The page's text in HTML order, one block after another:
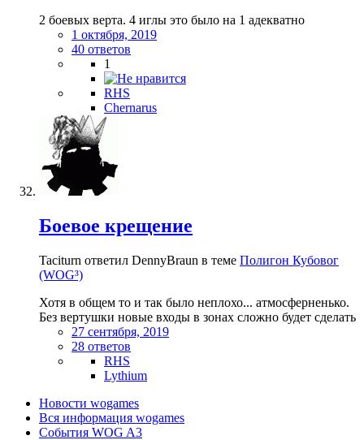
2 боевых верта. 4 иглы это было на 1 адекватно
1 октября, 2019
40 ответов
1
RHS
Chernarus
Боевое крещение
Taciturn ответил DennyBraun в теме Полигон Кубовог
(WOG³)
Хотя в общем то и так было неплохо... атмосферненько.
Без вертушки новые входы в зонах сложно будет сделать
27 сентября, 2019
28 ответов
RHS
Lythium
Новости wogames
Вся информация wogames
События WOG A3